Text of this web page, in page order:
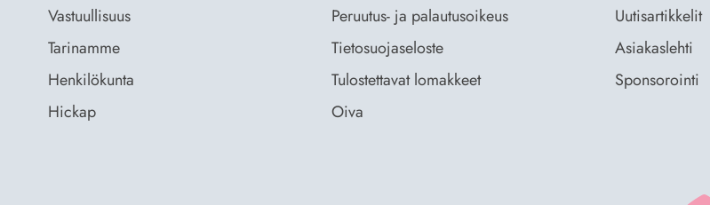
Vastuullisuus
Tarinamme
Henkilökunta
Hickap
Peruutus- ja palautusoikeus
Tietosuojaseloste
Tulostettavat lomakkeet
Oiva
Uutisartikkelit
Asiakaslehti
Sponsorointi